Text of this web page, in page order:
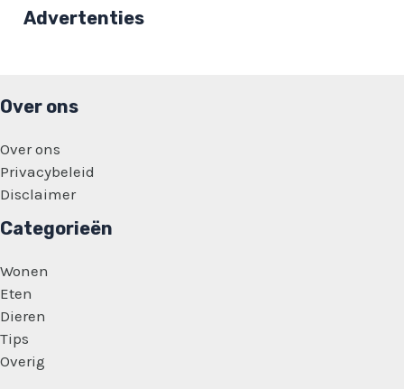
islam:
‘Profiteert
Advertenties
Over ons
Over ons
Privacybeleid
Disclaimer
Categorieën
Wonen
Eten
Dieren
Tips
Overig